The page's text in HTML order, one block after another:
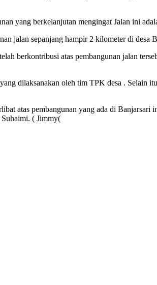
yang berkelanjutan mengingat Jalan ini
jalan sepanjang hampir 2 kilometer di desa
berkontribusi atas pembangunan jalan
dilaksanakan oleh tim TPK desa . Selain
atas pembangunan yang ada di
Suhaimi. ( Jimmy(